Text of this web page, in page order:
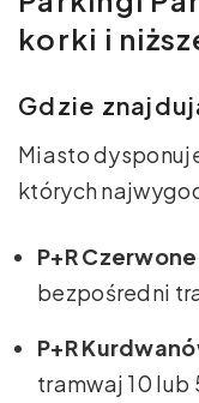
korki i
Gdzie
Miasto
których
P+R
bezpośredni
P+R
tramwaj 10 lub